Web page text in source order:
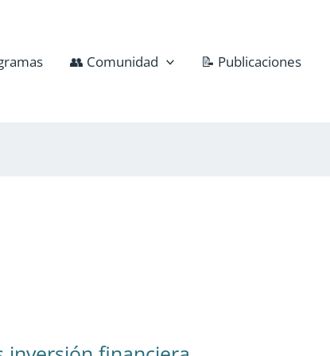
👥 Comunidad 📝 Publicaciones